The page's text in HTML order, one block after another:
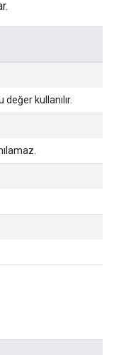
kullanılır.